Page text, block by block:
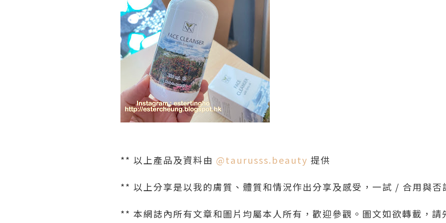
** 以上產品及資料由 @taurusss.beauty 提供
** 以上分享是以我的膚質、體質和情況作出分享及感受，一試 / 合用與否
** 本網誌內所有文章和圖片均屬本人所有，歡迎參觀。圖文如欲轉載，請